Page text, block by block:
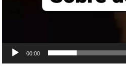
00:00